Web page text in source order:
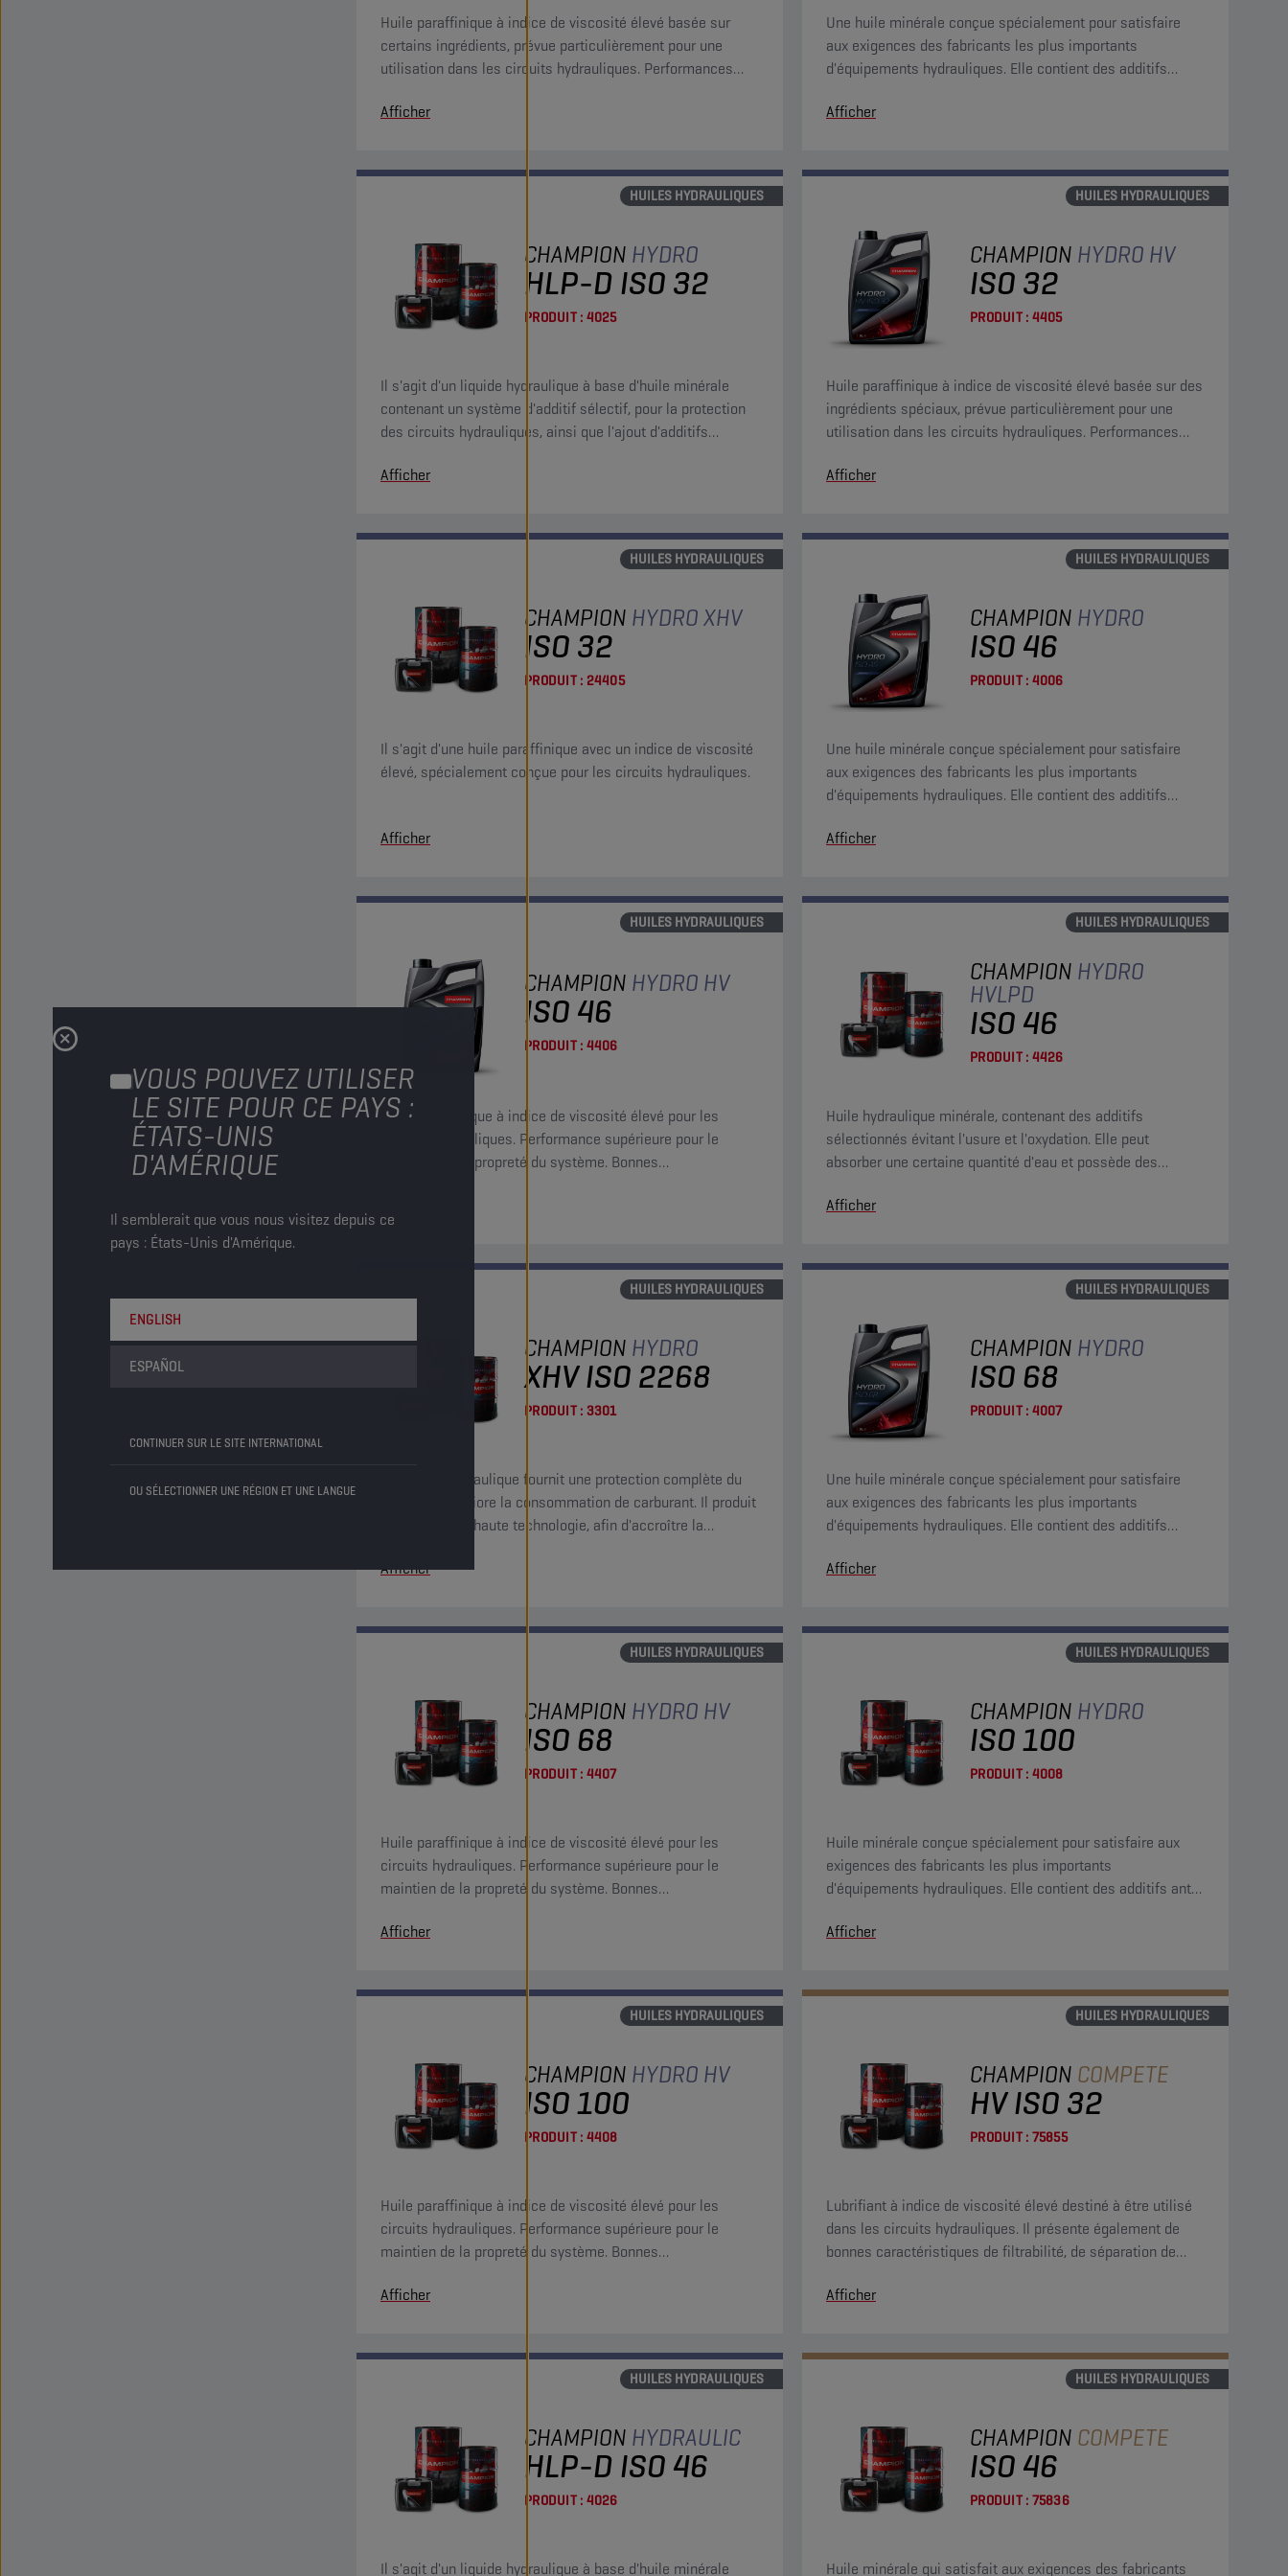
VOUS POUVEZ UTILISER
LE SITE POUR CE PAYS :
ÉTATS-UNIS
D'AMÉRIQUE
Il semblerait que vous nous visitez depuis ce
pays : États-Unis d'Amérique.
ENGLISH
ESPAÑOL
CONTINUER SUR LE SITE INTERNATIONAL
OU SÉLECTIONNER UNE RÉGION ET UNE LANGUE
Huile paraffinique à indice de viscosité élevé basée sur
certains ingrédients, prévue particulièrement pour une
utilisation dans les circuits hydrauliques. Performances
Afficher
Une huile minérale conçue spécialement pour satisfaire
aux exigences des fabricants les plus importants
d'équipements hydrauliques. Elle contient des additifs
Afficher
HUILES HYDRAULIQUES
CHAMPION HYDRO
HLP-D ISO 32
PRODUIT : 4025
Il s'agit d'un liquide hydraulique à base d'huile minérale
contenant un système d'additif sélectif, pour la protection
des circuits hydrauliques, ainsi que l'ajout d'additifs
Afficher
HUILES HYDRAULIQUES
CHAMPION HYDRO HV
ISO 32
PRODUIT : 4405
Huile paraffinique à indice de viscosité élevé basée sur des
ingrédients spéciaux, prévue particulièrement pour une
utilisation dans les circuits hydrauliques. Performances
Afficher
HUILES HYDRAULIQUES
CHAMPION HYDRO XHV
ISO 32
PRODUIT : 24405
Il s'agit d'une huile paraffinique avec un indice de viscosité
élevé, spécialement conçue pour les circuits hydrauliques.
Afficher
HUILES HYDRAULIQUES
CHAMPION HYDRO
ISO 46
PRODUIT : 4006
Une huile minérale conçue spécialement pour satisfaire
aux exigences des fabricants les plus importants
d'équipements hydrauliques. Elle contient des additifs
Afficher
HUILES HYDRAULIQUES
CHAMPION HYDRO HV
ISO 46
PRODUIT : 4406
Huile paraffinique à indice de viscosité élevé pour les
circuits hydrauliques. Performance supérieure pour le
maintien de la propreté du système. Bonnes
HUILES HYDRAULIQUES
CHAMPION HYDRO
HVLPD
ISO 46
PRODUIT : 4426
Huile hydraulique minérale, contenant des additifs
sélectionnés évitant l'usure et l'oxydation. Elle peut
absorber une certaine quantité d'eau et possède des
supérieures.
Afficher
HUILES HYDRAULIQUES
CHAMPION HYDRO
XHV ISO 2268
PRODUIT : 3301
Ce liquide hydraulique fournit une protection complète du
circuit et améliore la consommation de carburant. Il produit
un film d'huile haute technologie, afin d'accroître la
Afficher
HUILES HYDRAULIQUES
CHAMPION HYDRO
ISO 68
PRODUIT : 4007
Une huile minérale conçue spécialement pour satisfaire
aux exigences des fabricants les plus importants
d'équipements hydrauliques. Elle contient des additifs
Afficher
HUILES HYDRAULIQUES
CHAMPION HYDRO HV
ISO 68
PRODUIT : 4407
Huile paraffinique à indice de viscosité élevé pour les
circuits hydrauliques. Performance supérieure pour le
maintien de la propreté du système. Bonnes
évacuation rapide de l'air.
Afficher
HUILES HYDRAULIQUES
CHAMPION HYDRO
ISO 100
PRODUIT : 4008
Huile minérale conçue spécialement pour satisfaire aux
exigences des fabricants les plus importants
d'équipements hydrauliques. Elle contient des additifs anti-
Afficher
HUILES HYDRAULIQUES
CHAMPION HYDRO HV
ISO 100
PRODUIT : 4408
Huile paraffinique à indice de viscosité élevé pour les
circuits hydrauliques. Performance supérieure pour le
maintien de la propreté du système. Bonnes
évacuation rapide de l'air.
Afficher
HUILES HYDRAULIQUES
CHAMPION COMPETE
HV ISO 32
PRODUIT : 75855
Lubrifiant à indice de viscosité élevé destiné à être utilisé
dans les circuits hydrauliques. Il présente également de
bonnes caractéristiques de filtrabilité, de séparation de
Afficher
HUILES HYDRAULIQUES
CHAMPION HYDRAULIC
HLP-D ISO 46
PRODUIT : 4026
Il s'agit d'un liquide hydraulique à base d'huile minérale
HUILES HYDRAULIQUES
CHAMPION COMPETE
ISO 46
PRODUIT : 75836
Huile minérale qui satisfait aux exigences des fabricants